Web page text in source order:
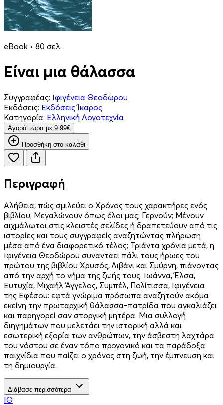
eBook • 80 σελ.
Είναι μια θάλασσα
Συγγραφέας: Ιφιγένεια Θεοδώρου
Εκδόσεις: Εκδόσεις Ίκαρος
Κατηγορία: Ελληνική Λογοτεχνία
Aγορά τώρα με 9.99€
Προσθήκη στο καλάθι
Περιγραφή
Αλήθεια, πώς σμιλεύει ο Χρόνος τους χαρακτήρες ενός
βιβλίου; Μεγαλώνουν όπως όλοι μας; Γερνούν; Μένουν
αιχμάλωτοι στις κλειστές σελίδες ή δραπετεύουν από τις
ιστορίες και τους συγγραφείς αναζητώντας πλήρωση
μέσα από ένα διαφορετικό τέλος; Τριάντα χρόνια μετά, η
Ιφιγένεια Θεοδώρου συναντάει πάλι τους ήρωες του
πρώτου της βιβλίου Χρυσός, Λιβάνι και Σμύρνη, πιάνοντας
από την αρχή το νήμα της ζωής τους. Ιωάννα, Έλσα,
Ευτυχία, Μιχαήλ Άγγελος, Συμπέλ, Πολίτισσα, Ιφιγένεια
της Εφέσου: εφτά γνώριμα πρόσωπα αναζητούν ακόμα
εκείνη την πρωταρχική θάλασσα-πατρίδα που αγκαλιάζει
και παρηγορεί σαν στοργική μητέρα. Μια συλλογή
διηγημάτων που μελετάει την ιστορική αλλά και
εσωτερική εξορία των ανθρώπων, την άσβεστη λαχτάρα
του νόστου σε έναν τόπο προγονικό και τα παράδοξα
παιχνίδια που παίζει ο χρόνος στη ζωή, την έμπνευση και
τη δημιουργία.
Διάβασε περισσότερα
ΙΘ